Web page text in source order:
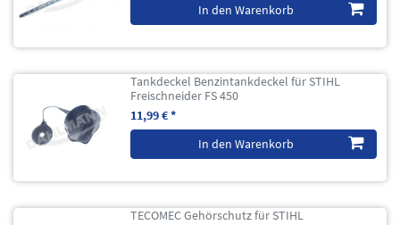
In den Warenkorb
Tankdeckel Benzintankdeckel für STIHL
Freischneider FS 450
11,99 € *
In den Warenkorb
TECOMEC Gehörschutz für STIHL